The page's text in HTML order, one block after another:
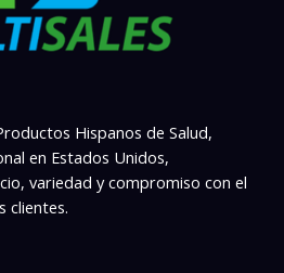
Hispanos de Salud,
en Estados Unidos,
variedad y compromiso con el
clientes.